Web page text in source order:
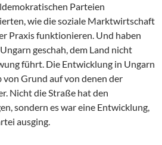
Parteien
wie die soziale Marktwirtschaft
Praxis funktionieren. Und haben
geschah, dem Land nicht
führt. Die Entwicklung in Ungarn
von Grund auf von denen der
Nicht die Straße hat den
sondern es war eine Entwicklung,
ausging.